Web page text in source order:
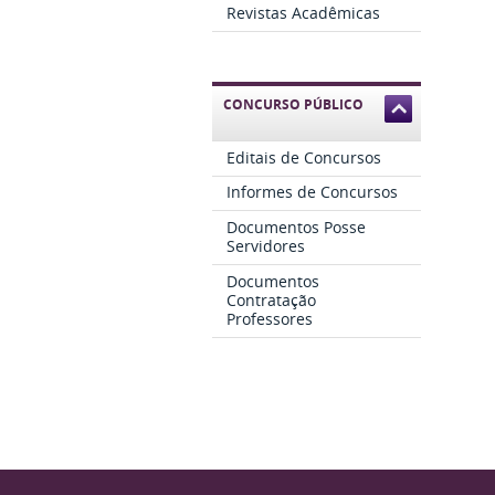
Revistas Acadêmicas
CONCURSO PÚBLICO
Editais de Concursos
Informes de Concursos
Documentos Posse
Servidores
Documentos
Contratação
Professores